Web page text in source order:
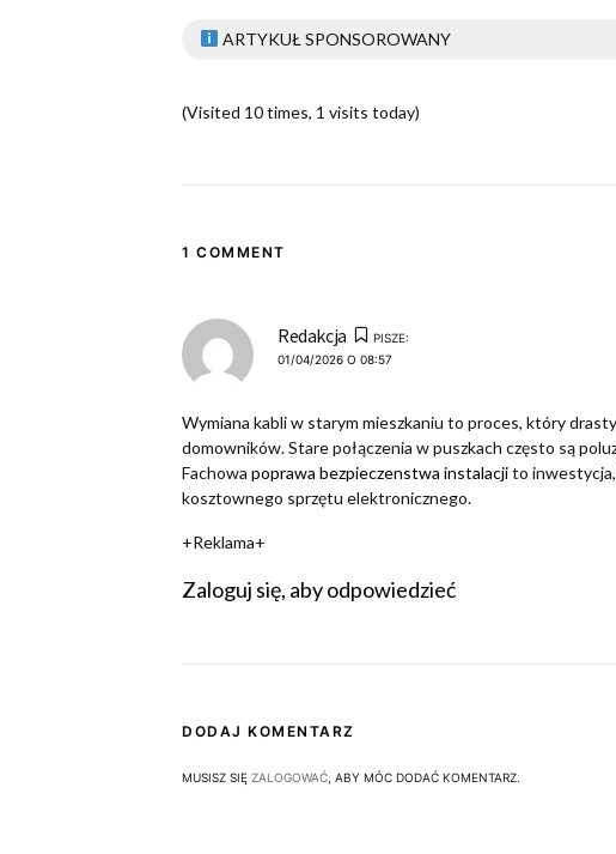
ARTYKUŁ SPONSOROWANY
(Visited 10 times, 1 visits today)
1 COMMENT
Redakcja
PISZE:
01/04/2026 O 08:57
Wymiana kabli w starym mieszkaniu to proces, który
domowników. Stare połączenia w puszkach często są
Fachowa poprawa bezpieczenstwa instalacjito
kosztownego sprzętu elektronicznego.
+Reklama+
Zaloguj się, aby odpowiedzieć
DODAJ KOMENTARZ
MUSISZ SIĘ ZALOGOWAĆ , ABY MÓC DODAĆ KOMENTARZ.